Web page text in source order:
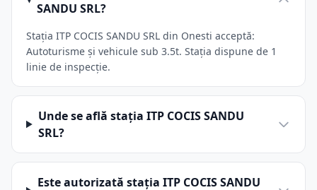
SANDU SRL?
Stația ITP COCIS SANDU SRL din Onesti acceptă:
Autoturisme și vehicule sub 3.5t. Stația dispune de 1
linie de inspecție.
Unde se află stația ITP COCIS SANDU
SRL?
Este autorizată stația ITP COCIS SANDU